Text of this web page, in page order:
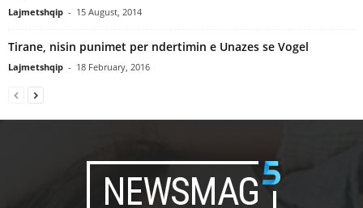
Lajmetshqip - 15 August, 2014
Tirane, nisin punimet per ndertimin e Unazes se Vogel
Lajmetshqip - 18 February, 2016